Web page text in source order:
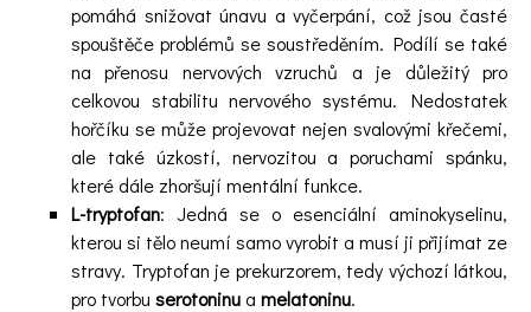
pomáhá snižovat únavu a vyčerpání, což jsou časté
spouštěče problémů se soustředěním. Podílí se také
na přenosu nervových vzruchů a je důležitý pro
celkovou stabilitu nervového systému. Nedostatek
hořčíku se může projevovat nejen svalovými křečemi,
ale také úzkostí, nervozitou a poruchami spánku,
které dále zhoršují mentální funkce.
L-tryptofan: Jedná se o esenciální aminokyselinu,
kterou si tělo neumí samo vyrobit a musí ji přijímat ze
stravy. Tryptofan je prekurzorem, tedy výchozí látkou,
pro tvorbu serotoninu a melatoninu.